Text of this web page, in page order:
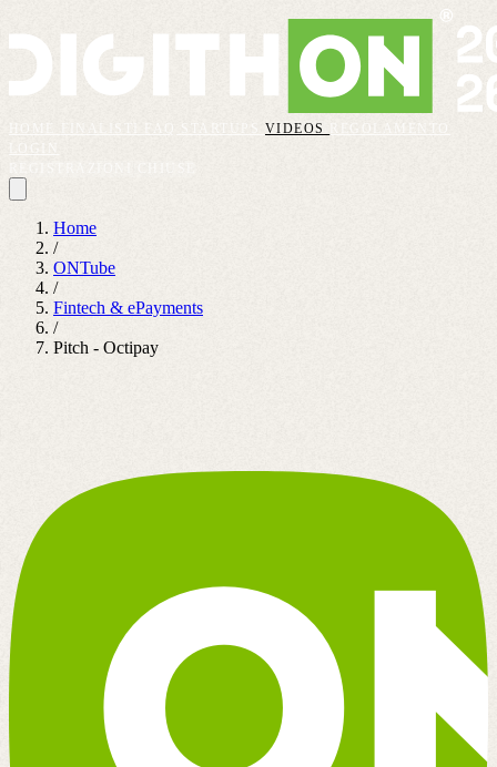
VIDEOS
REGOLAMENTO
Home
/
ONTube
/
Fintech & ePayments
/
Pitch - Octipay